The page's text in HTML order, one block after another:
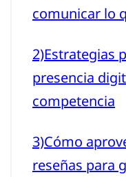
comunicar lo
2)Estrategias
presencia
competencia
3)Cómo
reseñas para